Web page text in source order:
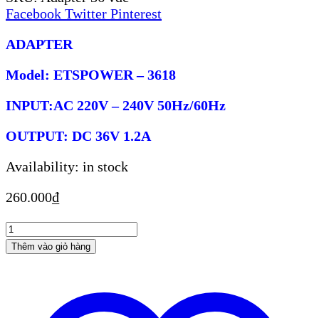
Facebook Twitter Pinterest
ADAPTER
Model: ETSPOWER – 3618
INPUT:AC 220V – 240V 50Hz/60Hz
OUTPUT: DC 36V 1.2A
Availability: in stock
260.000₫
Nguồn
adapter
Thêm vào giỏ hàng